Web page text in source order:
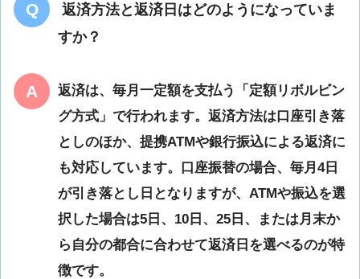
返済方法と返済日はどのようになっていま
すか？
返済は、毎月一定額を支払う「定額リボルビン
グ方式」で行われます。返済方法は口座引き落
としのほか、提携ATMや銀行振込による返済に
も対応しています。口座振替の場合、毎月4日
が引き落とし日となりますが、ATMや振込を選
択した場合は5日、10日、25日、または月末か
ら自分の都合に合わせて返済日を選べるのが特
徴です。